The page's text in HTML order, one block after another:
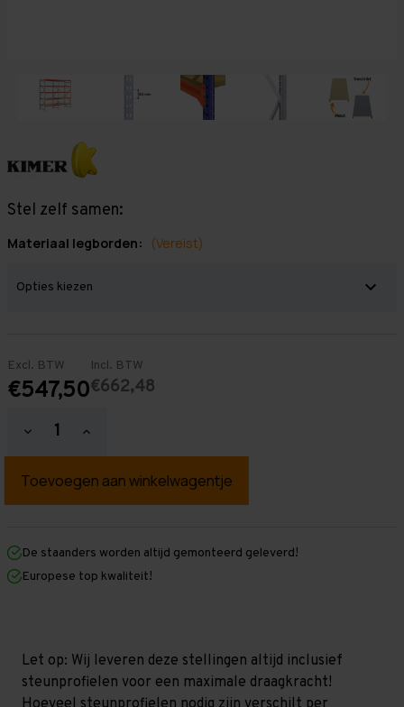
Stel zelf samen:
Materiaal legborden: (Vereist)
Excl. BTW
€547,50
Incl. BTW
€662,48
Hoeveelheid
verlagen
Grootvakstelling
mm
mm
x
1.000
niveaus
GALVA
Hoeveelheid
verhogen
Grootvakstelling
mm
mm
1.000
niveaus
GALVA
De staanders worden altijd gemonteerd geleverd!
Europese top kwaliteit!
Let op: Wij leveren deze stellingen altijd inclusief
steunprofielen voor een maximale draagkracht!